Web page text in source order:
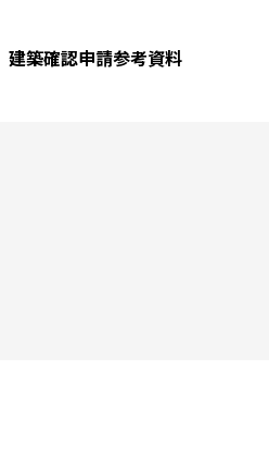
建築確認申請参考資料